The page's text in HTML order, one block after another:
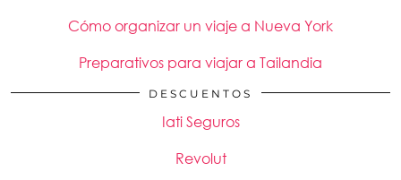
Cómo organizar un viaje a Nueva York
Preparativos para viajar a Tailandia
DESCUENTOS
Iati Seguros
Revolut